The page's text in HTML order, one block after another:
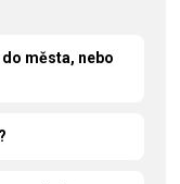
města, nebo